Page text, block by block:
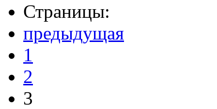
Страницы:
предыдущая
1
2
3